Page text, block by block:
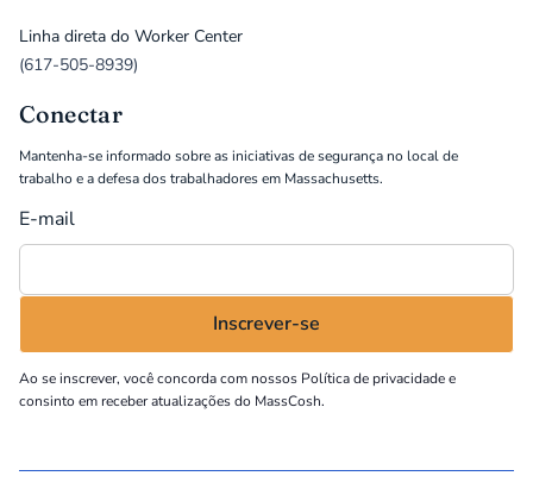
Linha direta do Worker Center
(617-505-8939)
Conectar
Mantenha-se informado sobre as iniciativas de segurança no local de
trabalho e a defesa dos trabalhadores em Massachusetts.
E-mail
Ao se inscrever, você concorda com nossos Política de privacidadee
consinto em receber atualizações do MassCosh.